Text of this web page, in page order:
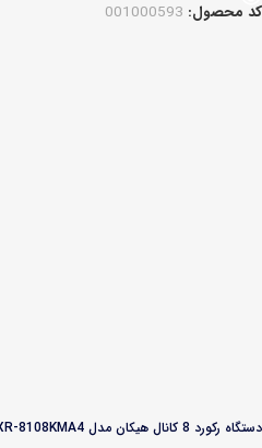
کد محصول: 001000593
دستگاه رکورد 8 کانال هیکان مدل HK-XR-8108KMA4